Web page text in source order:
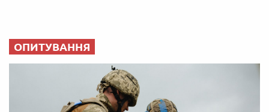
ОПИТУВАННЯ